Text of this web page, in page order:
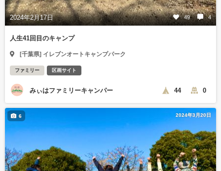
2024年2月17日 49 4
人生41回目のキャンプ
[千葉県] イレブンオートキャンプパーク
ファミリー 区画サイト
みぃはファミリーキャンパー 44 0
2024年3月20日
6